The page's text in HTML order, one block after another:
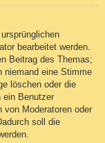
bearbeitet werden.
Beitrag des Themas;
niemand eine Stimme
löschen oder die
ein Benutzer
von Moderatoren oder
soll die